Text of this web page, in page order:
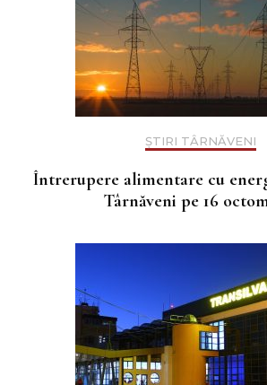
ȘTIRI TÂRNĂVENI
Întrerupere alimentare cu
Târnăveni pe 16